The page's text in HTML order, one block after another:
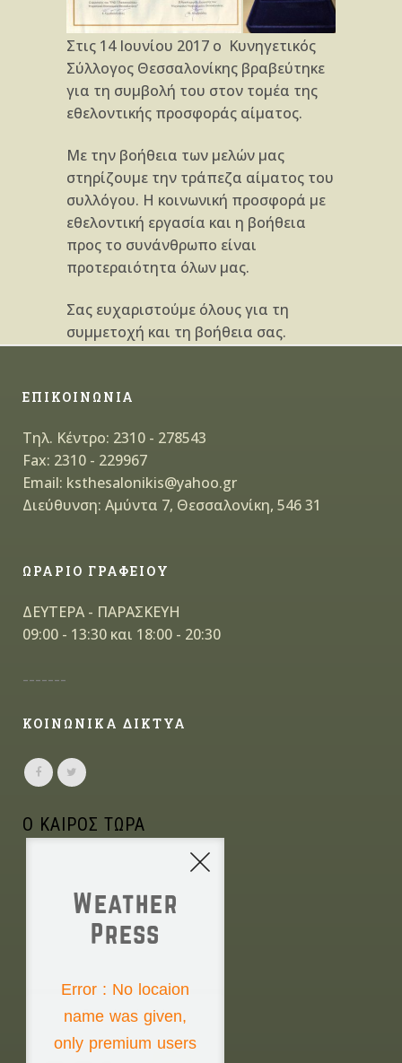
Στις 14 Ιουνίου 2017 ο Κυνηγετικός
Σύλλογος Θεσσαλονίκης βραβεύτηκε
για τη συμβολή του στον τομέα της
εθελοντικής προσφοράς αίματος.
Με την βοήθεια των μελών μας
στηρίζουμε την τράπεζα αίματος του
συλλόγου. Η κοινωνική προσφορά με
εθελοντική εργασία και η βοήθεια
προς το συνάνθρωπο είναι
προτεραιότητα όλων μας.
Σας ευχαριστούμε όλους για τη
συμμετοχή και τη βοήθεια σας.
ΕΠΙΚΟΙΝΩΝΙΑ
Τηλ. Κέντρο: 2310 - 278543
Fax: 2310 - 229967
Email: ksthesalonikis@yahoo.gr
Διεύθυνση: Αμύντα 7, Θεσσαλονίκη, 546 31
ΩΡΑΡΙΟ ΓΡΑΦΕΙΟΥ
ΔΕΥΤΕΡΑ - ΠΑΡΑΣΚΕΥΗ
09:00 - 13:30 και 18:00 - 20:30
-------
ΚΟΙΝΩΝΙΚΑ ΔΙΚΤΥΑ
Ο ΚΑΙΡΟΣ ΤΩΡΑ
Weather
Press
Error : No locaion
name was given,
only premium users
Saturday the 8th